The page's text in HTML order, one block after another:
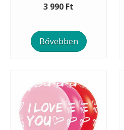
3 990 Ft
Bővebben